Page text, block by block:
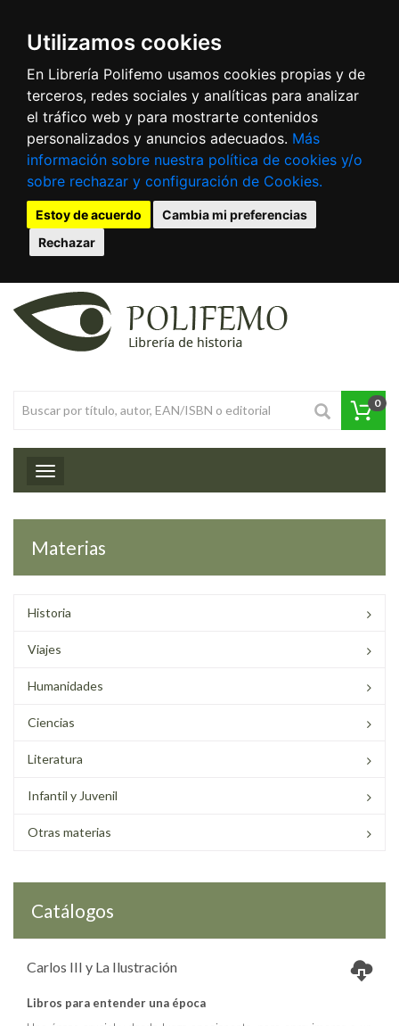
Utilizamos cookies
En Librería Polifemo usamos cookies propias y de
terceros, redes sociales y analíticas para analizar
el tráfico web y para mostrarte contenidos
personalizados y anuncios adecuados. Más
información sobre nuestra política de cookies y/o
sobre rechazar y configuración de Cookies.
Estoy de acuerdo
Cambia mi preferencias
Rechazar
0
Toggle navigation
Materias
Historia
Viajes
Humanidades
Ciencias
Literatura
Infantil y Juvenil
Otras materias
Catálogos
Carlos III y La Ilustración
Libros para entender una época